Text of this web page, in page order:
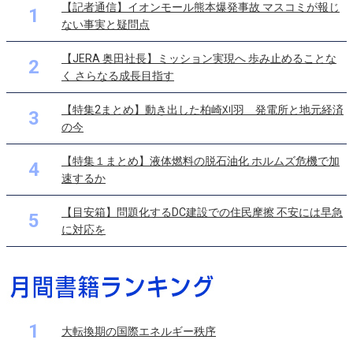
1
【記者通信】イオンモール熊本爆発事故 マスコミが報じ
ない事実と疑問点
2
【JERA 奥田社長】ミッション実現へ 歩み止めることな
く さらなる成長目指す
3
【特集2まとめ】動き出した柏崎刈羽 発電所と地元経済
の今
4
【特集１まとめ】液体燃料の脱石油化 ホルムズ危機で加
速するか
5
【目安箱】問題化するDC建設での住民摩擦 不安には早急
に対応を
1 大転換期の国際エネルギー秩序